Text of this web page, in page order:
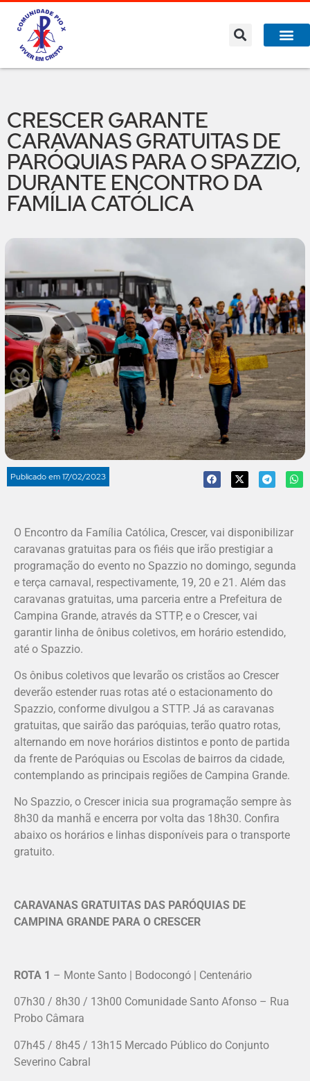
CRESCER GARANTE
CARAVANAS GRATUITAS DE
PARÓQUIAS PARA O SPAZZIO,
DURANTE ENCONTRO DA
FAMÍLIA CATÓLICA
Publicado em17/02/2023
O Encontro da Família Católica, Crescer, vai disponibilizar
caravanas gratuitas para os fiéis que irão prestigiar a
programação do evento no Spazzio no domingo, segunda
e terça carnaval, respectivamente, 19, 20 e 21. Além das
caravanas gratuitas, uma parceria entre a Prefeitura de
Campina Grande, através da STTP, e o Crescer, vai
garantir linha de ônibus coletivos, em horário estendido,
até o Spazzio.
Os ônibus coletivos que levarão os cristãos ao Crescer
deverão estender ruas rotas até o estacionamento do
Spazzio, conforme divulgou a STTP. Já as caravanas
gratuitas, que sairão das paróquias, terão quatro rotas,
alternando em nove horários distintos e ponto de partida
da frente de Paróquias ou Escolas de bairros da cidade,
contemplando as principais regiões de Campina Grande.
No Spazzio, o Crescer inicia sua programação sempre às
8h30 da manhã e encerra por volta das 18h30. Confira
abaixo os horários e linhas disponíveis para o transporte
gratuito.
CARAVANAS GRATUITAS DAS PARÓQUIAS DE
CAMPINA GRANDE PARA O CRESCER
ROTA 1 – Monte Santo | Bodocongó | Centenário
07h30 / 8h30 / 13h00 Comunidade Santo Afonso – Rua
Probo Câmara
07h45 / 8h45 / 13h15 Mercado Público do Conjunto
Severino Cabral